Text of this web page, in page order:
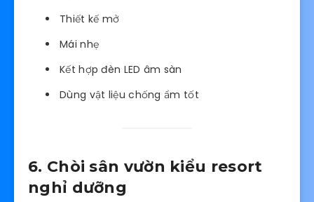
Thiết kế mở
Mái nhẹ
Kết hợp đèn LED âm sàn
Dùng vật liệu chống ẩm tốt
6. Chòi sân vườn kiểu resort
nghỉ dưỡng